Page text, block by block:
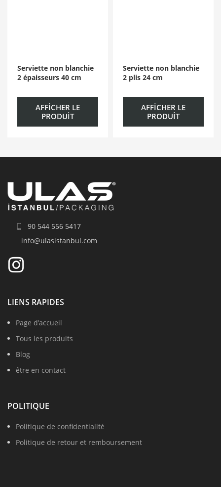
Serviette non blanchie
2 épaisseurs 40 cm
AFFICHER LE
PRODUIT
Serviette non blanchie
2 plis 24 cm
AFFICHER LE
PRODUIT
90 544 556 5417
info@ulasistanbul.com
LIENS RAPIDES
Page d’accueil
Tous les produits
Blog
être en contact
POLITIQUE
Politique de confidentialité
Politique de retour et remboursement